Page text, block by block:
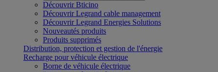
Découvrir Bticino
Découvrir Legrand cable management
Découvrir Legrand Energies Solutions
Nouveautés produits
Produits supprimés
Distribution, protection et gestion de l'énergie
Recharge pour véhicule électrique
Borne de véhicule électrique